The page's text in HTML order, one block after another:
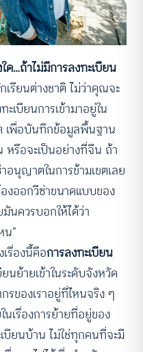
ด…ถ้าไม่มีการลงทะเบียน
รียนต่างชาติ ไม่ว่าคุณจะ
เบียนการเข้ามาอยู่ใน
เพื่อบันทึกข้อมูลพื้นฐาน
รือจะเป็นอย่างที่จีน ถ้า
นุญาตในการข้ามเขตเลย
งออกวีซ่าขนาดแบบของ
นควรบอกให้ได้ว่า
”
รื่องนี้คือการลงทะเบียน
นย้ายเข้าในระดับจังหวัด
รของเราอยู่ที่ไหนจริง ๆ
เรื่องการย้ายที่อยู่ของ
ยนบ้าน ไม่ใช่ทุกคนที่จะมี